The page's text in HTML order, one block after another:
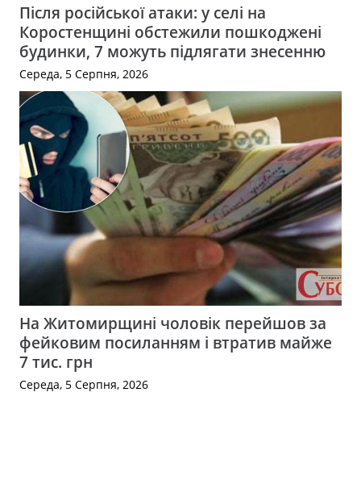
Після російської атаки: у селі на
Коростенщині обстежили пошкоджені
будинки, 7 можуть підлягати знесенню
Середа, 5 Серпня, 2026
На Житомирщині чоловік перейшов за
фейковим посиланням і втратив майже
7 тис. грн
Середа, 5 Серпня, 2026